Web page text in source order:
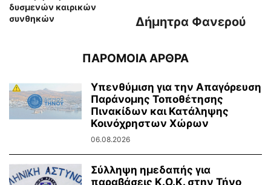
δυσμενών καιρικών
συνθηκών
Δήμητρα Φανερού
ΠΑΡΟΜΟΙΑ ΑΡΘΡΑ
Υπενθύμιση για την Απαγόρευση
Παράνομης Τοποθέτησης
Πινακίδων και Κατάληψης
Κοινόχρηστων Χώρων
06.08.2026
Σύλληψη ημεδαπής για
παραβάσεις Κ.Ο.Κ. στην Τήνο